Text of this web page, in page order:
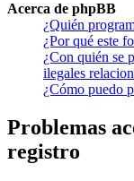
Acerca de phpBB
¿Quién
¿Por qué este
¿Con quién se
ilegales
¿Cómo puedo
Problemas
registro